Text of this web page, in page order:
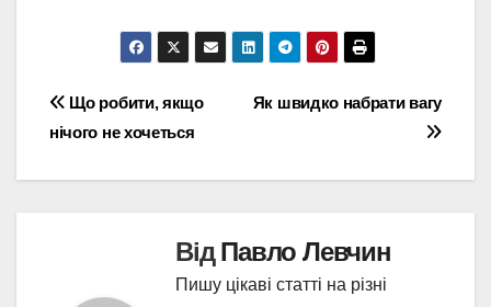
Навігація
Як швидко набрати вагу
Що робити, якщо
нічого не хочеться
ВідПавло Левчин
Пишу цікаві статті на різні